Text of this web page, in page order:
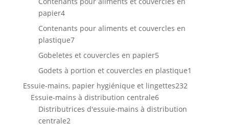
papier44
produits
Contenants pour aliments et couvercles en
plastique77
produits
Gobeletes et couvercles en papier55
produits
Godets à portion et couvercles en plastique1
Essuie-mains, papier hygiénique et lingettes232232
Essuie-mains à distribution centrale66
produits
Distributrices d'essuie-mains à distribution
centrale22